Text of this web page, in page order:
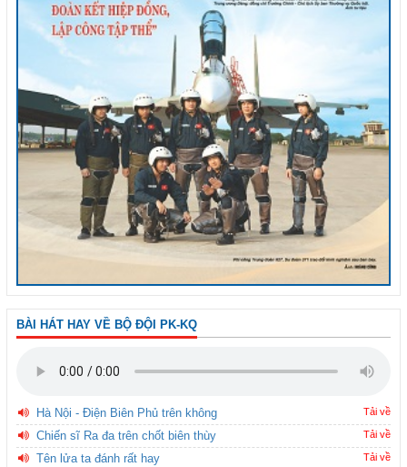
BÀI HÁT HAY VỀ BỘ ĐỘI PK-KQ
Hà Nội - Điện Biên Phủ trên không Tải về
Chiến sĩ Ra đa trên chốt biên thùy Tải về
Tên lửa ta đánh rất hay Tải về